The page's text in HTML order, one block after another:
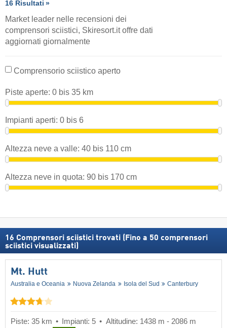
16 Risultati
Market leader nelle recensioni dei
comprensori sciistici, Skiresort.it offre dati
aggiornati giornalmente
Comprensorio sciistico aperto
Piste aperte: 0 bis 35 km
Impianti aperti: 0 bis 6
Altezza neve a valle: 40 bis 110 cm
Altezza neve in quota: 90 bis 170 cm
16 Comprensori sciistici trovati (Fino a 50 comprensori
sciistici visualizzati)
Mt. Hutt
Australia e Oceania Nuova Zelanda Isola del Sud Canterbury
Piste: 35 km Impianti: 5
Altitudine: 1438 m - 2086 m